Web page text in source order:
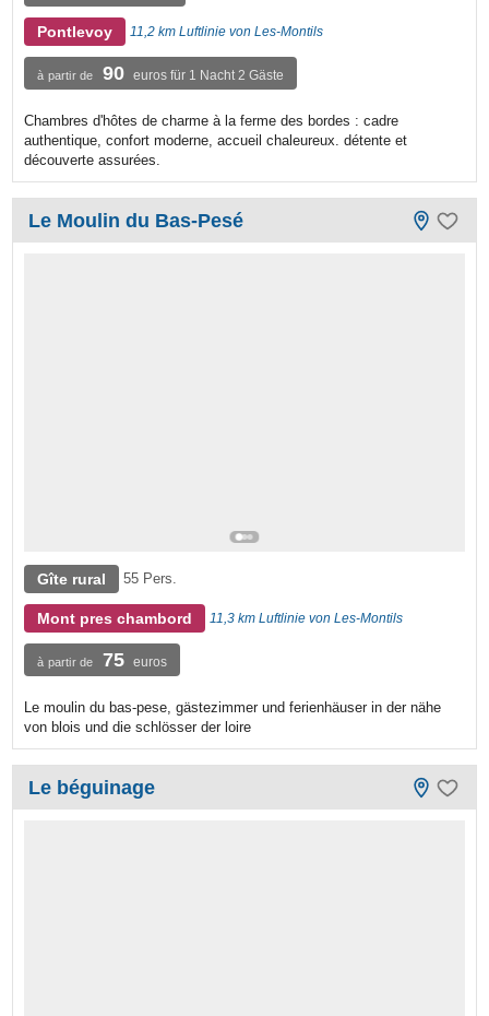
Pontlevoy 11,2 km Luftlinie von Les-Montils
à partir de 90 euros für 1 Nacht 2 Gäste
Chambres d'hôtes de charme à la ferme des bordes : cadre
authentique, confort moderne, accueil chaleureux. détente et
découverte assurées.
Le Moulin du Bas-Pesé
Gîte rural 55 Pers.
Mont pres chambord 11,3 km Luftlinie von Les-Montils
à partir de 75 euros
Le moulin du bas-pese, gästezimmer und ferienhäuser in der nähe
von blois und die schlösser der loire
Le béguinage